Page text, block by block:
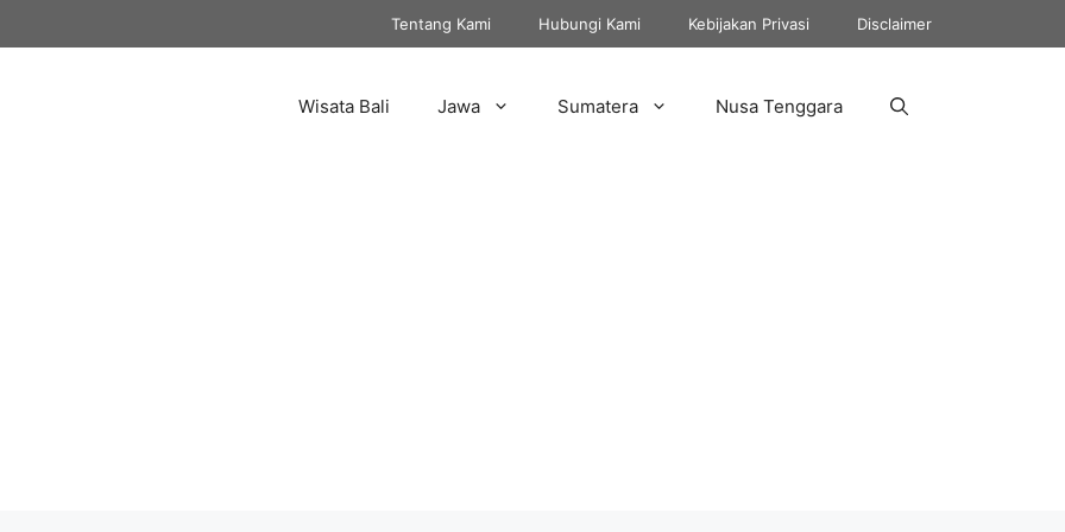
Tentang Kami Hubungi Kami Kebijakan Privasi Disclaimer
Wisata Bali Jawa Sumatera Nusa Tenggara